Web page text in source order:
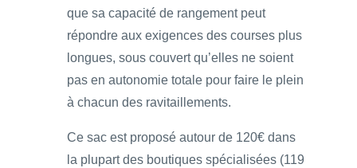
que sa capacité de rangement peut
répondre aux exigences des courses plus
longues, sous couvert qu’elles ne soient
pas en autonomie totale pour faire le plein
à chacun des ravitaillements.
Ce sac est proposé autour de 120€ dans
la plupart des boutiques spécialisées (119